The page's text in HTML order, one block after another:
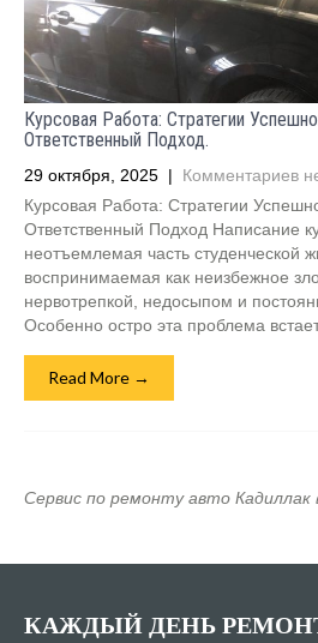
Курсовая Работа: Стратегии
Ответственный Подход.
29 октября, 2025 | Комментариев
Курсовая Работа: Стратегии
Ответственный Подход Написание
неотъемлемая часть студенческой
воспринимаемая как неизбежное
нервотрепкой, недосыпом и
Особенно остро эта проблема
Read More →
Сервис по ремонту авто
КАЖДЫЙ ДЕНЬ